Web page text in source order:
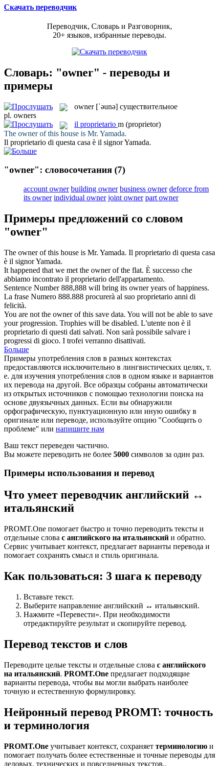
Скачать переводчик
Переводчик, Словарь и Разговорник,
20+ языков, избранные переводы.
Словарь: "owner" - переводы и
примеры
owner [ˈəunə] существительное
pl. owners
il proprietario m (proprietor)
The ownerof this house is Mr. Yamada.
Il proprietario di questa casa è il signor Yamada.
"owner": словосочетания (7)
account owner building owner business owner deforce from
its owner individual owner joint owner part owner
Примеры предложений со словом
"owner"
The ownerof this house is Mr. Yamada. Il proprietario di questa casa
è il signor Yamada.
It happened that we met the ownerof the flat. È successo che
abbiamo incontrato il proprietario dell'appartamento.
Sentence Number 888,888 will bring its owneryears of happiness.
La frase Numero 888.888 procurerà al suo proprietario anni di
felicità.
You are not the ownerof this save data. You will not be able to save
your progression. Trophies will be disabled. L'utente non è il
proprietario di questi dati salvati. Non sarà possibile salvare i
progressi di gioco. I trofei verranno disattivati.
Больше
Примеры употребления слов в разных контекстах
предоставляются исключительно в лингвистических целях, т.
е. для изучения употребления слов в одном языке и вариантов
их перевода на другой. Все образцы собраны автоматически
из открытых источников с помощью технологии поиска на
основе двуязычных данных. Если вы обнаружили
орфографическую, пунктуационную или иную ошибку в
оригинале или переводе, используйте опцию "Сообщить о
проблеме" или напишите нам
Ваш текст переведен частично.
Вы можете переводить не более 5000 символов за один раз.
Примеры использования и перевод
Что умеет переводчик английский ↔
итальянский
PROMT.One помогает быстро и точно переводить тексты и
отдельные слова с английского на итальянский и обратно.
Сервис учитывает контекст, предлагает варианты перевода и
помогает сохранять смысл и стиль оригинала.
Как пользоваться: 3 шага к переводу
Вставьте текст.
Выберите направление английский ↔ итальянский.
Нажмите «Перевести». При необходимости
отредактируйте результат и скопируйте перевод.
Перевод текстов и слов
Переводите целые тексты и отдельные слова с английского
на итальянский. PROMT.One предлагает подходящие
варианты перевода, чтобы вы могли выбрать наиболее
точную и естественную формулировку.
Нейронный перевод PROMT: точность
и терминология
PROMT.One учитывает контекст, сохраняет терминологию и
помогает получать более естественные и точные переводы для
деловых, технических и повседневных текстов..